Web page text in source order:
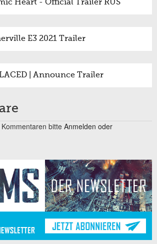
Heart - Official Trailer RUS
E3 2021 Trailer
| Announce Trailer
bitte Anmelden oder